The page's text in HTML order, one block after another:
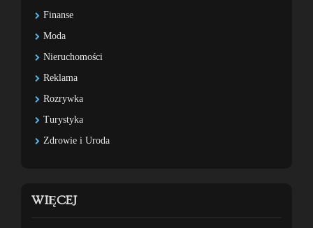
Finanse
Moda
Nieruchomości
Reklama
Rozrywka
Turystyka
Zdrowie i Uroda
WIĘCEJ